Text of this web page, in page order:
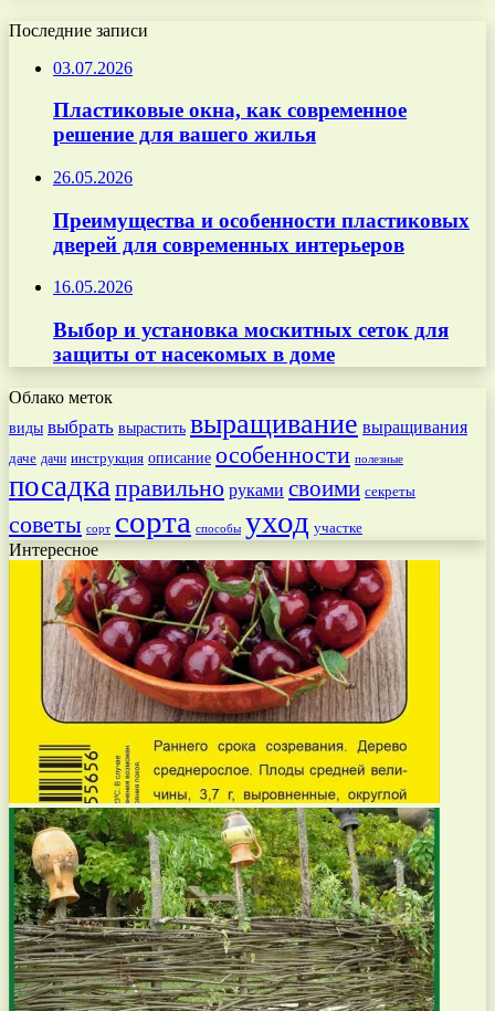
Последние записи
03.07.2026
Пластиковые окна, как современное
решение для вашего жилья
26.05.2026
Преимущества и особенности пластиковых
дверей для современных интерьеров
16.05.2026
Выбор и установка москитных сеток для
защиты от насекомых в доме
Облако меток
виды выбрать вырастить выращивание выращивания
даче дачи инструкция описание особенности полезные
посадка правильно руками своими секреты
советы сорт сорта способы уход участке
Интересное